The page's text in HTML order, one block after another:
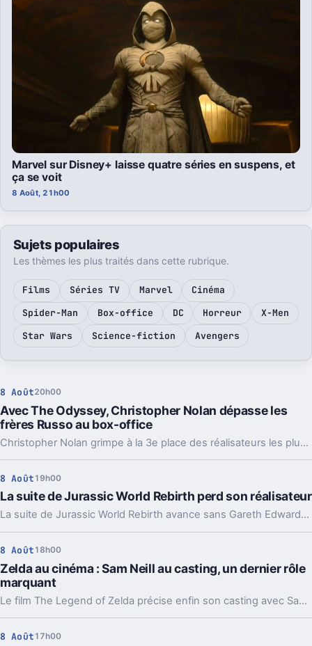
Marvel sur Disney+ laisse quatre séries en suspens, et
ça se voit
8 Août, 21h00
Sujets populaires
Les thèmes les plus traités dans cette rubrique.
Films Séries TV Marvel
Cinéma
Spider-Man
Box-office DC Horreur
X-Men
Star Wars
Science-fiction Avengers
8 Août20h00
Avec The Odyssey, Christopher Nolan dépasse les
frères Russo au box-office
Christopher Nolan grimpe à la 3e place des réalisateurs les plus rentables. Une percée portée par The Odyssey, mais peut-être provisoire.
8 Août 19h00
La suite de Jurassic World Rebirth perd son réalisateur
La suite de Jurassic World Rebirth avance sans Gareth Edwards. Un départ qui rappelle un vieux problème de la saga, même si le casting devrait rester.
8 Août 18h00
Zelda au cinéma : Sam Neill au casting, un dernier rôle
marquant
Le film The Legend of Zelda précise enfin son casting avec Sam Neill, Dichen Lachman et Yvonne Strahovski. Et ça change un peu la lecture du projet.
8 Août 17h00